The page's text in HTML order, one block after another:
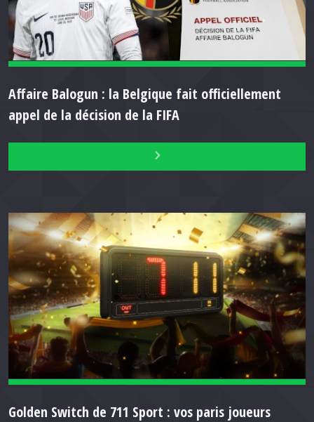
Affaire Balogun : la Belgique fait officiellement
appel de la décision de la FIFA
Golden Switch de 711 Sport : vos paris joueurs